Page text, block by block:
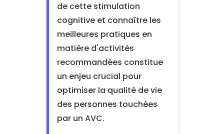
de cette stimulation
cognitive et connaître les
meilleures pratiques en
matière d'activités
recommandées constitue
un enjeu crucial pour
optimiser la qualité de vie
des personnes touchées
par un AVC.